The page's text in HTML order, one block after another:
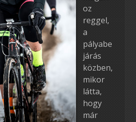
oz
reggel,
a
pályabe
járás
közben,
mikor
látta,
hogy
már